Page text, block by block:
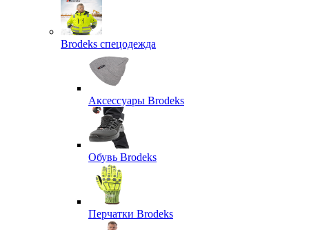
Brodeks спецодежда
Аксессуары Brodeks
Обувь Brodeks
Перчатки Brodeks